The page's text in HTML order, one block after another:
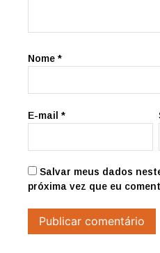
Nome *
E-mail *
Salvar meus dados
próxima vez que eu